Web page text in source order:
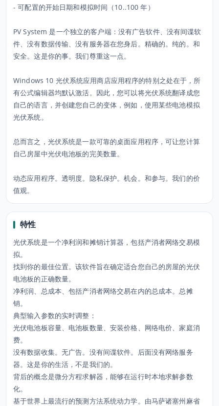
- 可配置的开始日期和模拟时间（10..100 年）
PV System 是一个独立的客户端：没有广告软件、没有间谍软
件、没有数据传输、没有服务器在您身后。精确的。纯的。和
安全。这是你的事。我们尊重这一点。
Windows 10 光伏系统应用商店应用程序的特别之处在于，所
有公式编辑器均默认激活。因此，您可以将光伏系统翻译成您
自己的语言，并创建您自己的变体，例如，使用某些电池模拟
光伏系统。
总而言之，光伏系统是一款可靠的桌面应用程序，可让您计算
自己房屋中光伏电池板的完美数量。
动态应用程序。透明度。隐私保护。机会。和参与。我们的价
值观。
特性
光伏系统是一个净利润和摊销计算器，包括产消者网络交易模
拟。
找到你的最佳位置。该软件旨在确定适合您自己的房屋的光伏
电池板的正确数量。
净利润、总成本、包括产消者网络交易在内的总成本。总摊
销。
典型输入参数的实时调整：
光伏电池板容量、电池板数量、安装价格、网络电价、家庭消
费。
没有数据收集。无广告。没有间谍软件。后面没有网络服务
器。这是你的生活，不是我们的。
背后的概念是微分方程求解器，能够在运行时本地求解参数
化。
基于世界上最流行的预测方法系统动力学。由马萨诸塞州麻省